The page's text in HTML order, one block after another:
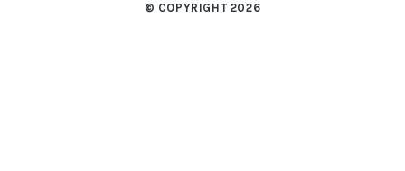
© COPYRIGHT 2026